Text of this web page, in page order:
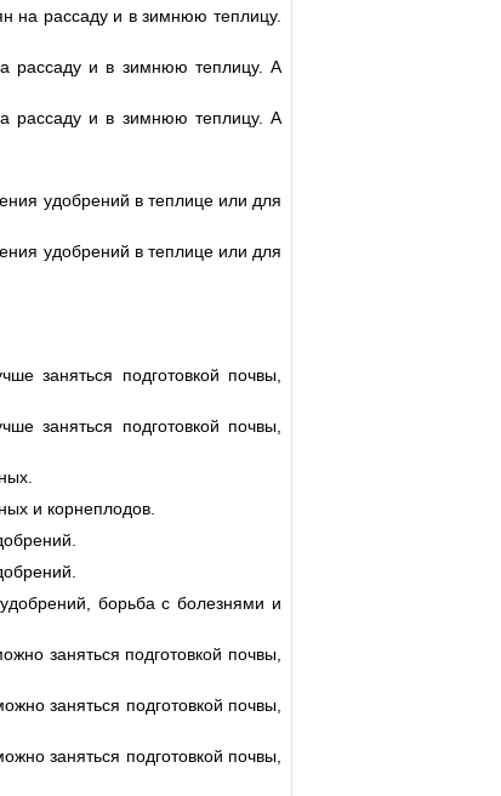
на рассаду и в зимнюю теплицу.
рассаду и в зимнюю теплицу. А
рассаду и в зимнюю теплицу. А
удобрений в теплице или для
удобрений в теплице или для
заняться подготовкой почвы,
заняться подготовкой почвы,
и корнеплодов.
борьба с болезнями и
заняться подготовкой почвы,
заняться подготовкой почвы,
заняться подготовкой почвы,